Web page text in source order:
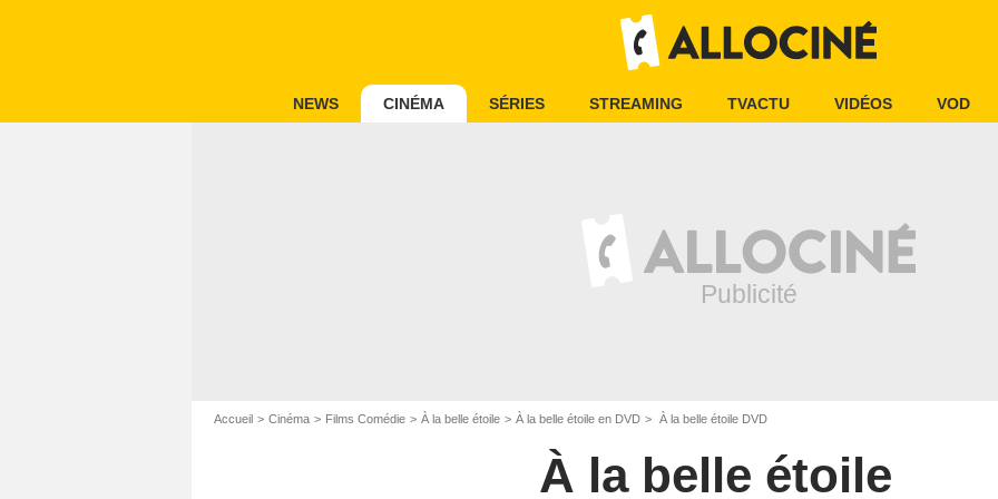
NEWS CINÉMA SÉRIES STREAMING TVACTU VIDÉOS VOD
Accueil Cinéma Films Comédie À la belle étoile À la belle étoile en DVD À la belle étoile DVD
À la belle étoile